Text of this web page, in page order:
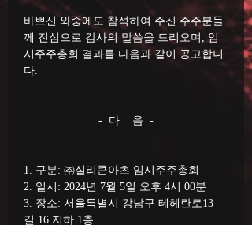
바쁘신 와중에도 참석하여 주신 주주분들
께 진심으로 감사의 말씀을 드리오며, 임
시주주총회 결과를 다음과 같이 공고합니
다.
-  다    음  -
1. 구분: ㈜실리콘아츠 임시주주총회
2. 일시: 2024년 7월 5일 오후 4시 00분
3. 장소: 서울특별시 강남구 테헤란로13
길 16 지하 1층